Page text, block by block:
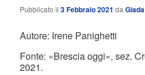
Pubblicato il3 Febbraio 2021 da
Autore: Irene Panighetti
Fonte: «Brescia oggi», sez.
2021.